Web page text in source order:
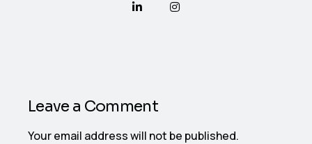
Leave a Comment
Your email address will not be published.